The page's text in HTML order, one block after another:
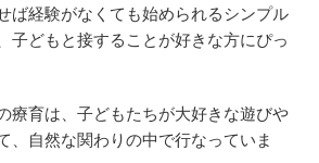
ば経験がなくても始められるシンプル
子どもと接することが好きな方にぴっ
療育は、子どもたちが大好きな遊びや
、自然な関わりの中で行なっていま